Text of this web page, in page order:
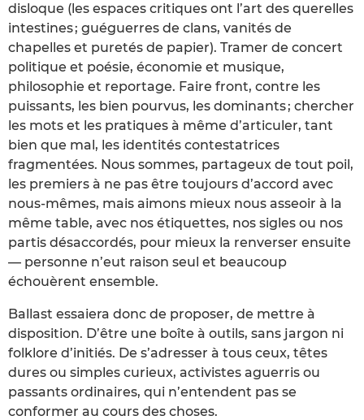
disloque (les espaces critiques ont l’art des querelles
intestines ; guéguerres de clans, vanités de
chapelles et puretés de papier). Tramer de concert
politique et poésie, économie et musique,
philosophie et reportage. Faire front, contre les
puissants, les bien pourvus, les dominants ; chercher
les mots et les pratiques à même d’articuler, tant
bien que mal, les identités contestatrices
fragmentées. Nous sommes, partageux de tout poil,
les premiers à ne pas être toujours d’accord avec
nous-mêmes, mais aimons mieux nous asseoir à la
même table, avec nos étiquettes, nos sigles ou nos
partis désaccordés, pour mieux la renverser ensuite
— personne n’eut raison seul et beaucoup
échouèrent ensemble.
Ballast essaiera donc de proposer, de mettre à
disposition. D’être une boîte à outils, sans jargon ni
folklore d’initiés. De s’adresser à tous ceux, têtes
dures ou simples curieux, activistes aguerris ou
passants ordinaires, qui n’entendent pas se
conformer au cours des choses.